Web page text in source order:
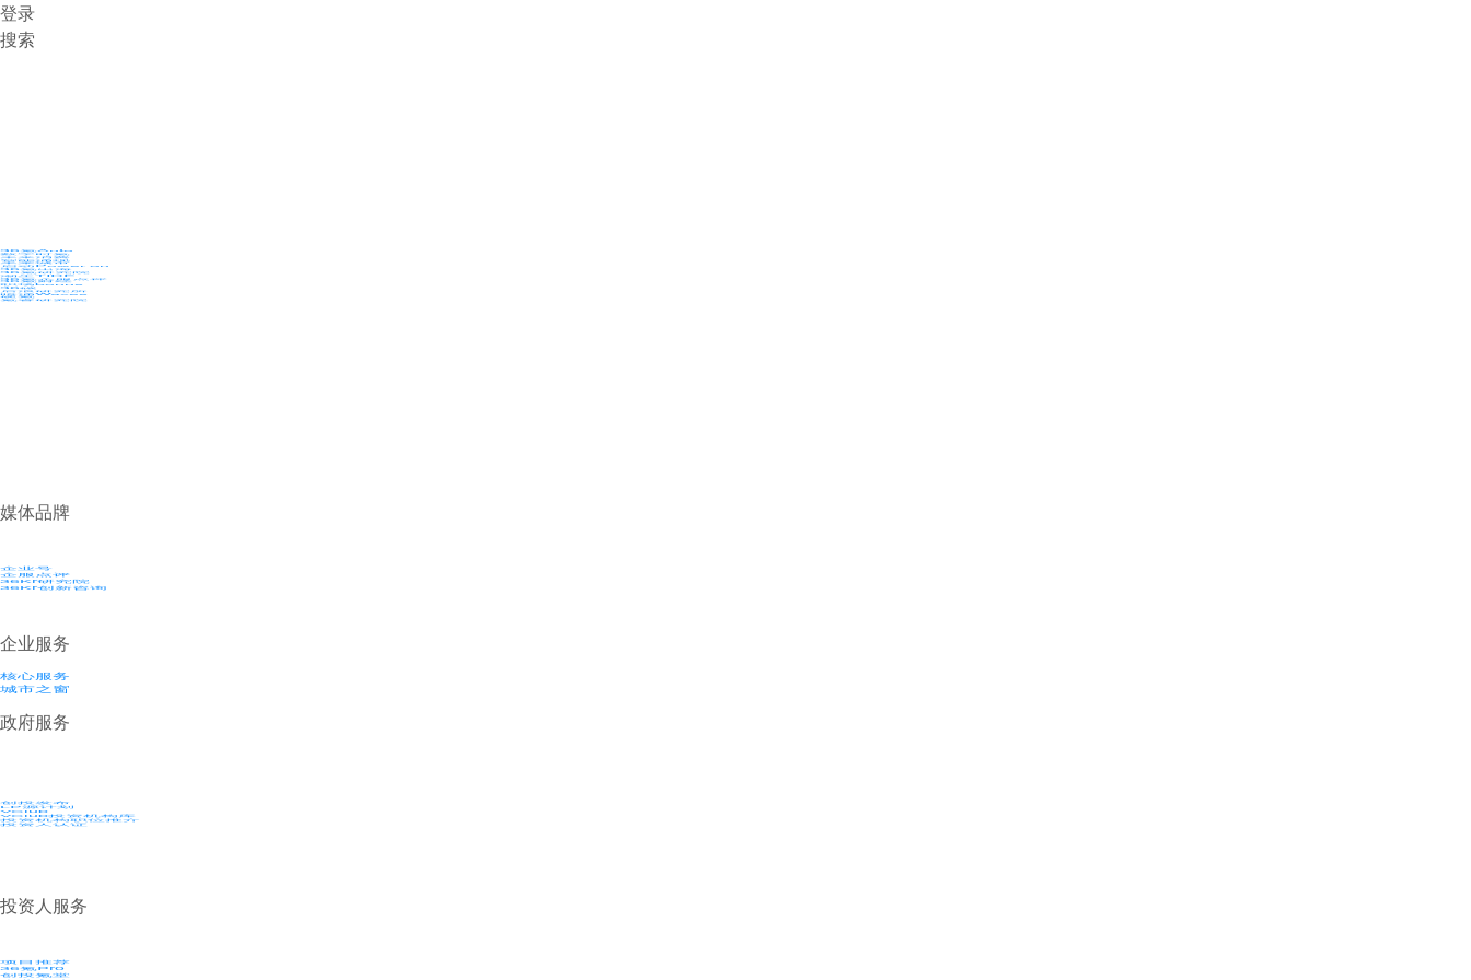
登录
搜索
36氪Auto
智能涌现
未来城市
启动Power on
36氪出海
潮生TIDE
36氪企服点评
36氪财经
职场bonus
36碳
暗涌Waves
硬氪
氪睿研究院
媒体品牌
企业号
企服点评
36Kr研究院
36Kr创新咨询
企业服务
核心服务
城市之窗
政府服务
创投发布
LP源计划
VClub
VClub投资机构库
投资机构职位推介
投资人认证
投资人服务
项目推荐
36氪Pro
创投氪堂